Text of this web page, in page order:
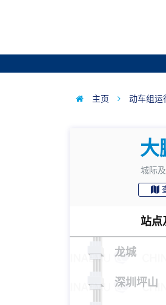
主页 动车组运
大
城际
站点
龙城
深圳坪山